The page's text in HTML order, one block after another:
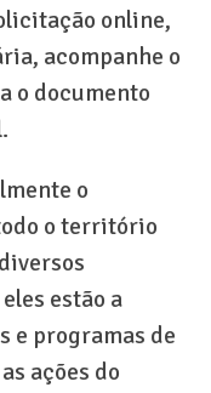
online,
acompanhe o
o documento
o
o território
estão a
e programas de
ações do